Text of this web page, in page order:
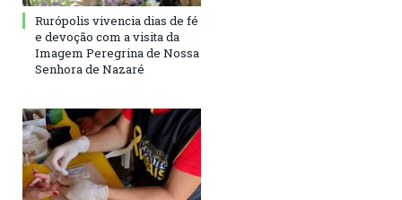
Rurópolis vivencia dias de fé
e devoção com a visita da
Imagem Peregrina de Nossa
Senhora de Nazaré